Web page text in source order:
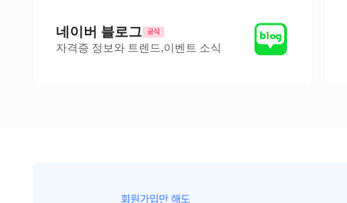
네이버 블로그
자격증 정보와 트렌드,이벤트 소식